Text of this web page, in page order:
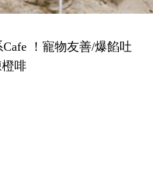
！寵物友善/爆餡吐
啡